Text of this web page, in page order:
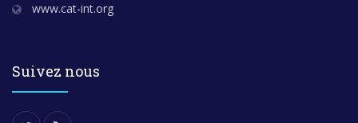
www.cat-int.org
Suivez nous